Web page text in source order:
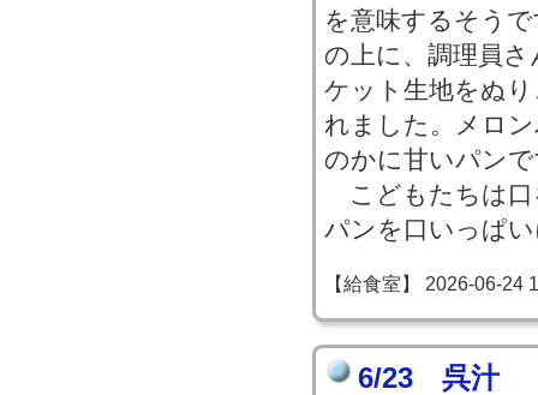
を意味するそう
の上に、調理員
ケット生地をぬ
れました。メロ
のかに甘いパン
こどもたちは口
パンを口いっぱ
【給食室】 2026-06-24
6/23 呉汁